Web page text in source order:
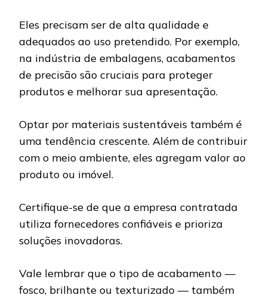
Eles precisam ser de alta qualidade e
adequados ao uso pretendido. Por exemplo,
na indústria de embalagens, acabamentos
de precisão são cruciais para proteger
produtos e melhorar sua apresentação.
Optar por materiais sustentáveis também é
uma tendência crescente. Além de contribuir
com o meio ambiente, eles agregam valor ao
produto ou imóvel.
Certifique-se de que a empresa contratada
utiliza fornecedores confiáveis e prioriza
soluções inovadoras.
Vale lembrar que o tipo de acabamento —
fosco, brilhante ou texturizado — também